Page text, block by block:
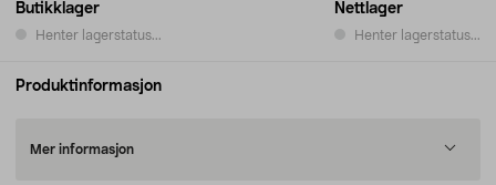
Butikklager
Henter lagerstatus...
Nettlager
Henter lagerstatus...
Produktinformasjon
Mer informasjon